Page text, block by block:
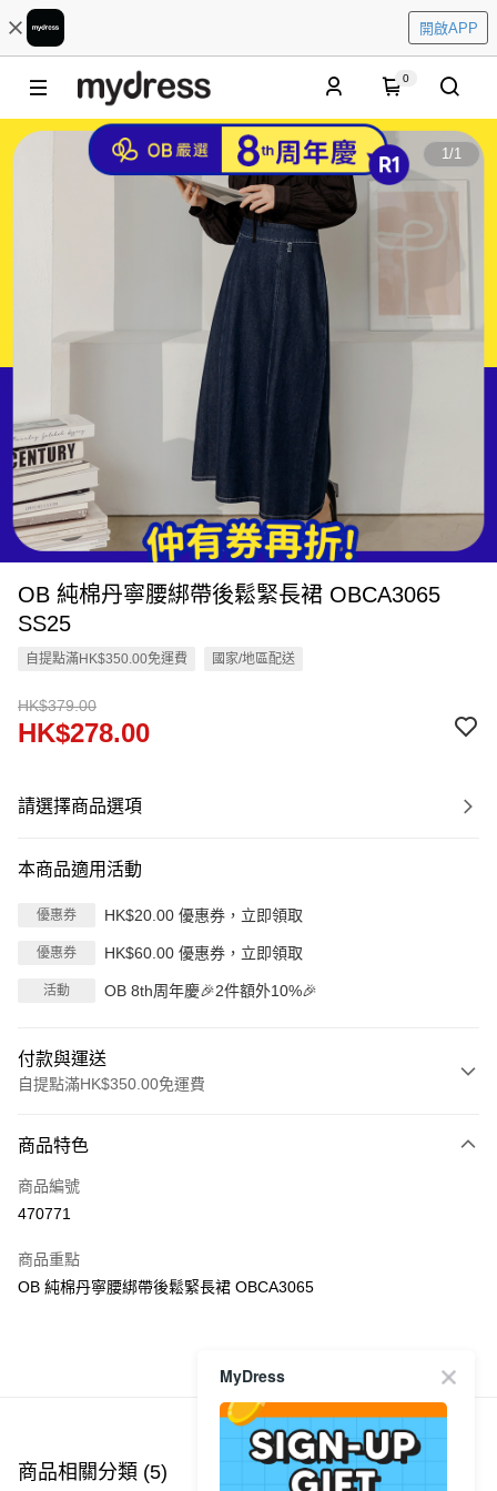
開啟APP
0
1/1
OB 純棉丹寧腰綁帶後鬆緊長裙 OBCA3065
SS25
自提點滿HK$350.00免運費 國家/地區配送
HK$379.00
HK$278.00
請選擇商品選項
本商品適用活動
優惠券 HK$20.00 優惠券，立即領取
優惠券 HK$60.00 優惠券，立即領取
活動 OB 8th周年慶🎉2件額外10%🎉
付款與運送
自提點滿HK$350.00免運費
信用卡
Apple Pay
PayMe
每筆HK$40.00，滿HK$350.00或以上免運費
付款後順豐站及營業點
商品特色
商品編號
470771
商品重點
OB 純棉丹寧腰綁帶後鬆緊長裙 OBCA3065
商品推薦
商品相關分類 (5)
MyDress